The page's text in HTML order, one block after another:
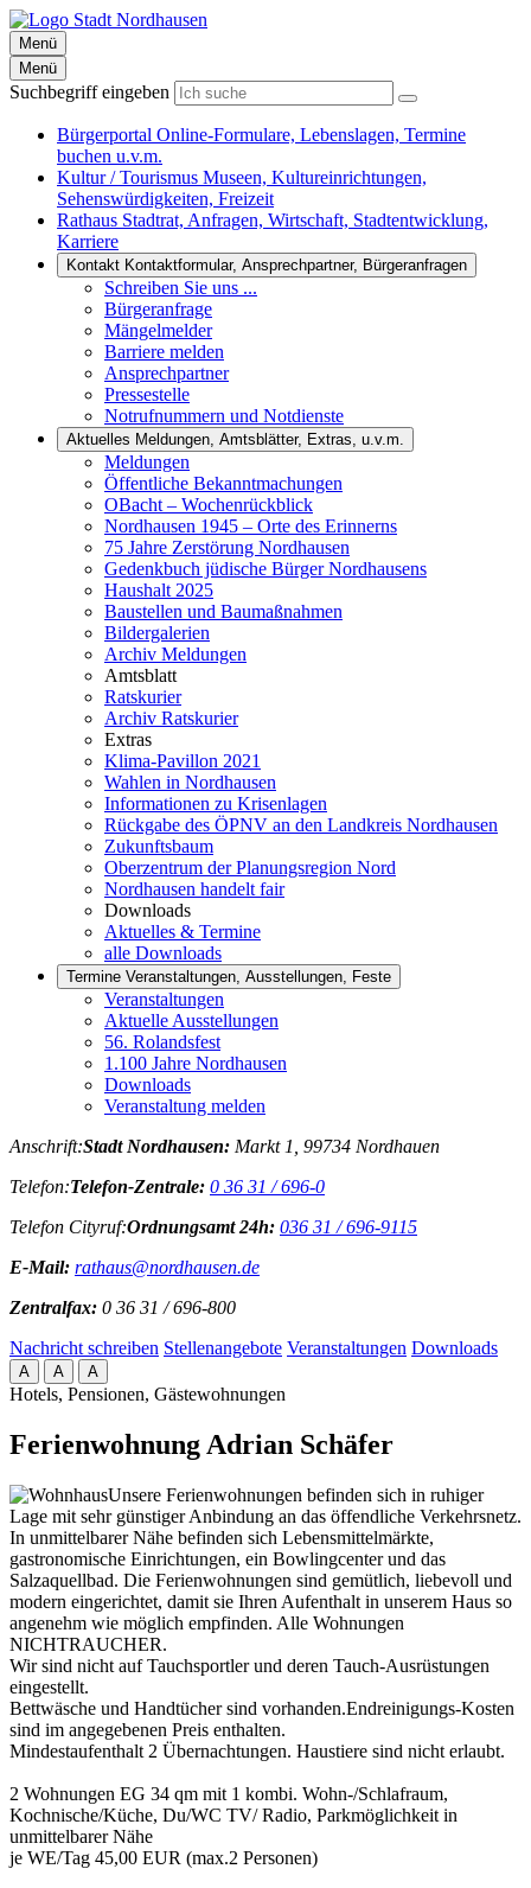
Menü
Menü
Suchbegriff eingeben
Bürgerportal Online-Formulare, Lebenslagen, Termine
buchen u.v.m.
Kultur / Tourismus Museen, Kultureinrichtungen,
Sehenswürdigkeiten, Freizeit
Rathaus Stadtrat, Anfragen, Wirtschaft, Stadtentwicklung,
Karriere
Kontakt Kontaktformular, Ansprechpartner, Bürgeranfragen
Schreiben Sie uns ...
Bürgeranfrage
Mängelmelder
Barriere melden
Ansprechpartner
Pressestelle
Notrufnummern und Notdienste
Aktuelles Meldungen, Amtsblätter, Extras, u.v.m.
Meldungen
Öffentliche Bekanntmachungen
OBacht – Wochenrückblick
Nordhausen 1945 – Orte des Erinnerns
75 Jahre Zerstörung Nordhausen
Gedenkbuch jüdische Bürger Nordhausens
Haushalt 2025
Baustellen und Baumaßnahmen
Bildergalerien
Archiv Meldungen
Amtsblatt
Ratskurier
Archiv Ratskurier
Extras
Klima-Pavillon 2021
Wahlen in Nordhausen
Informationen zu Krisenlagen
Rückgabe des ÖPNV an den Landkreis Nordhausen
Zukunftsbaum
Oberzentrum der Planungsregion Nord
Nordhausen handelt fair
Downloads
Aktuelles & Termine
alle Downloads
Termine Veranstaltungen, Ausstellungen, Feste
Veranstaltungen
Aktuelle Ausstellungen
56. Rolandsfest
1.100 Jahre Nordhausen
Downloads
Veranstaltung melden
Anschrift:Stadt Nordhausen: Markt 1, 99734 Nordhauen
Telefon:Telefon-Zentrale: 0 36 31 / 696-0
Telefon Cityruf:Ordnungsamt 24h: 036 31 / 696-9115
E-Mail: rathaus@nordhausen.de
Zentralfax: 0 36 31 / 696-800
Nachricht schreiben Stellenangebote Veranstaltungen Downloads
A A A
Hotels, Pensionen, Gästewohnungen
Ferienwohnung Adrian Schäfer
Unsere Ferienwohnungen befinden sich in ruhiger
Lage mit sehr günstiger Anbindung an das öffendliche Verkehrsnetz.
In unmittelbarer Nähe befinden sich Lebensmittelmärkte,
gastronomische Einrichtungen, ein Bowlingcenter und das
Salzaquellbad. Die Ferienwohnungen sind gemütlich, liebevoll und
modern eingerichtet, damit sie Ihren Aufenthalt in unserem Haus so
angenehm wie möglich empfinden. Alle Wohnungen
NICHTRAUCHER.
Wir sind nicht auf Tauchsportler und deren Tauch-Ausrüstungen
eingestellt.
Bettwäsche und Handtücher sind vorhanden.Endreinigungs-Kosten
sind im angegebenen Preis enthalten.
Mindestaufenthalt 2 Übernachtungen. Haustiere sind nicht erlaubt.
2 Wohnungen EG 34 qm mit 1 kombi. Wohn-/Schlafraum,
Kochnische/Küche, Du/WC TV/ Radio, Parkmöglichkeit in
unmittelbarer Nähe
je WE/Tag 45,00 EUR (max.2 Personen)